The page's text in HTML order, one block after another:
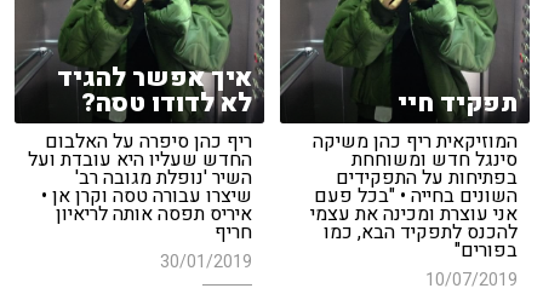
תפקיד חיי
המוזיקאית ריף כהן משיקה
סינגל חדש ומשוחחת
בפתיחות על התפקידים
השונים בחייה • "בכל פעם
אני עוצרת ומכינה את עצמי
להכנס לתפקיד הבא, כמו
בפורים"
10/07/2019
איך אפשר להגיד
לא לדודו טסה?
ריף כהן סיפרה על האלבום
החדש שעליו היא עובדת ועל
השיר 'נופלת מגובה רב'
שיצרו עבורה טסה וקרן אן •
איריס תפסה אותה לריאיון
חריף
30/01/2019